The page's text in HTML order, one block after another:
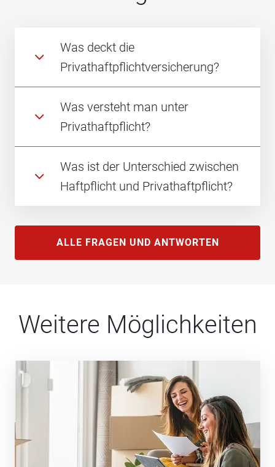
Was deckt die
Privathaftpflichtversicherung?
Was versteht man unter
Privathaftpflicht?
Was ist der Unterschied zwischen
Haftpflicht und Privathaftpflicht?
ALLE FRAGEN UND ANTWORTEN
Weitere Möglichkeiten